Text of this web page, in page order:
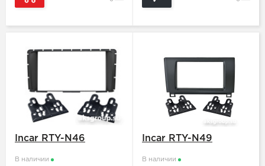
Incar RTY-N46
В наличии
Incar RTY-N49
В наличии